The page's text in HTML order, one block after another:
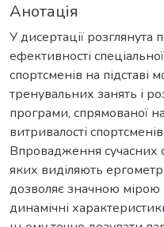
Анотація
У дисертації
ефективності
спортсменів на підставі
тренувальних занять і
програми, спрямованої
витривалості
Впровадження сучасних
яких виділяють
дозволяє значною мірою
динамічні